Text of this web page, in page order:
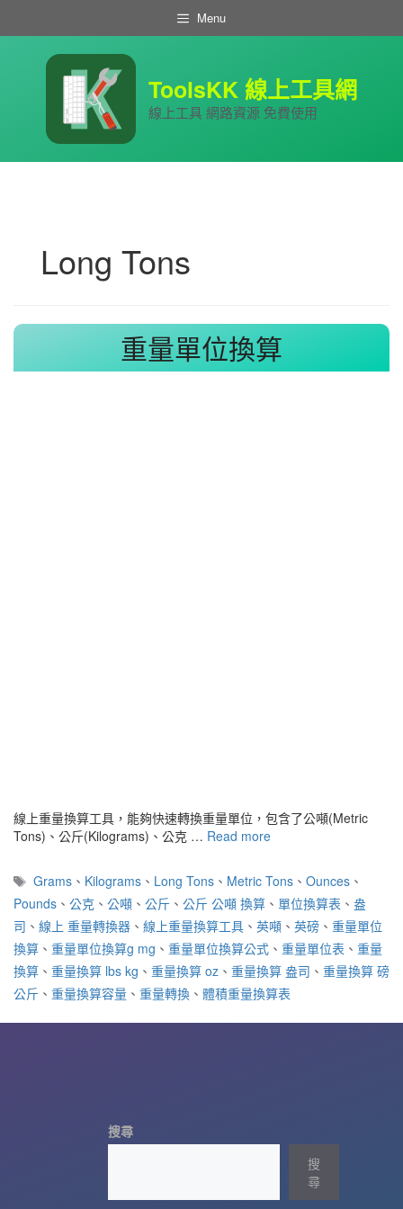
Menu
ToolsKK 線上工具網
線上工具 網路資源 免費使用
Long Tons
重量單位換算
線上重量換算工具，能夠快速轉換重量單位，包含了公噸(Metric
Tons)、公斤(Kilograms)、公克 … Read more
標
籤
Grams 、 Kilograms 、 Long Tons 、 Metric Tons 、Ounces 、
Pounds 、 公克 、 公噸 、 公斤 、 公斤 公噸 換算 、 單位換算表 、 盎
司 、 線上 重量轉換器 、 線上重量換算工具 、 英噸 、 英磅 、 重量單位
換算 、 重量單位換算g mg 、 重量單位換算公式 、 重量單位表 、 重量
換算 、 重量換算 lbs kg 、 重量換算 oz 、 重量換算 盎司 、 重量換算 磅
公斤 、 重量換算容量 、 重量轉換 、 體積重量換算表
搜尋
搜
尋